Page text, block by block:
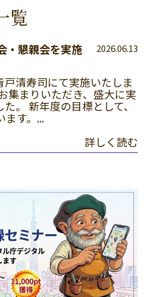
覧
・懇親会を実施 2026.06.13
清寿司にて実施いたしま
集まりいただき、盛大に実
。 新年度の目標として、
ます。...
詳しく読む